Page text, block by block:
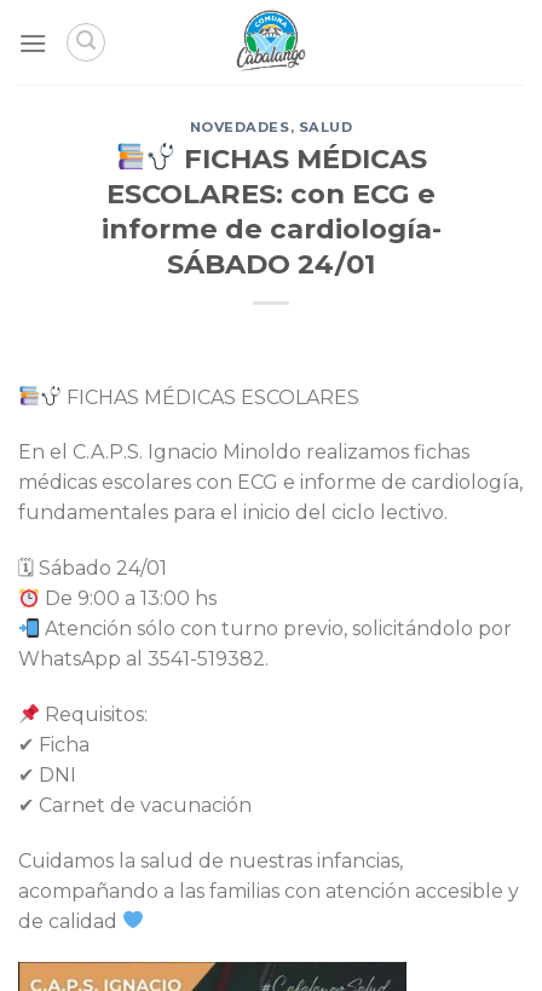
NOVEDADES, SALUD
FICHAS MÉDICAS
ESCOLARES: con ECG e
informe de cardiología-
SÁBADO 24/01
FICHAS MÉDICAS ESCOLARES
En el C.A.P.S. Ignacio Minoldo realizamos fichas
médicas escolares con ECG e informe de cardiología,
fundamentales para el inicio del ciclo lectivo.
🗓 Sábado 24/01
De 9:00 a 13:00 hs
Atención sólo con turno previo, solicitándolo por
WhatsApp al 3541-519382.
Requisitos:
✔ Ficha
✔ DNI
✔ Carnet de vacunación
Cuidamos la salud de nuestras infancias,
acompañando a las familias con atención accesible y
de calidad